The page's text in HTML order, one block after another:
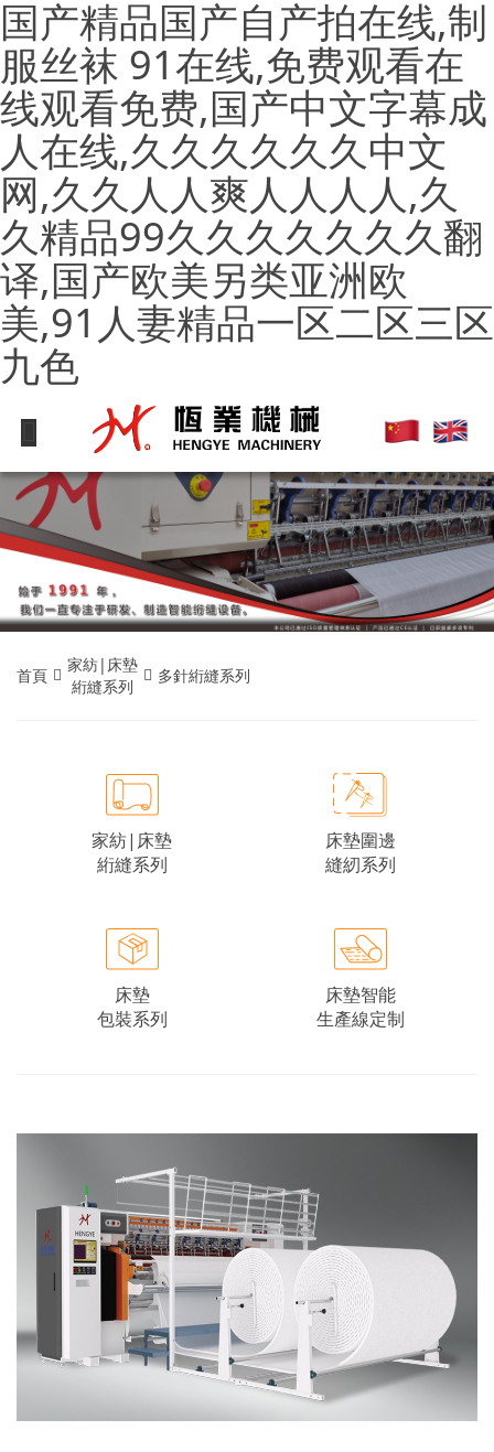
国产精品国产自产拍在线,制
服丝袜 91在线,免费观看在
线观看免费,国产中文字幕成
人在线,久久久久久久中文
网,久久人人爽人人人人,久
久精品99久久久久久久久翻
译,国产欧美另类亚洲欧
美,91人妻精品一区二区三区
九色
首頁
家紡|床墊
絎縫系列
多針絎縫系列
家紡|床墊
絎縫系列
床墊圍邊
縫紉系列
床墊
包裝系列
床墊智能
生產線定制